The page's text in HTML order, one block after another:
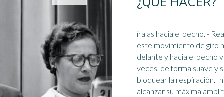
íralas hacia el pecho. - Realiza
este movimiento de giro
delante y hacia el pecho
veces, de forma suave y
bloquear la respiración.
alcanzar su máxima